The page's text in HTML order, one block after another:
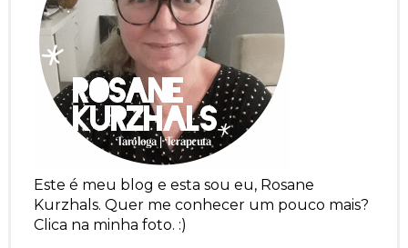
Este é meu blog e esta sou eu, Rosane
Kurzhals. Quer me conhecer um pouco mais?
Clica na minha foto. :)